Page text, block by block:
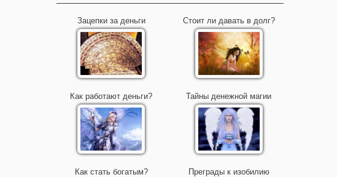
Зацепки за деньги Стоит ли давать в долг?
Как работают деньги? Тайны денежной магии
Как стать богатым? Преграды к изобилию